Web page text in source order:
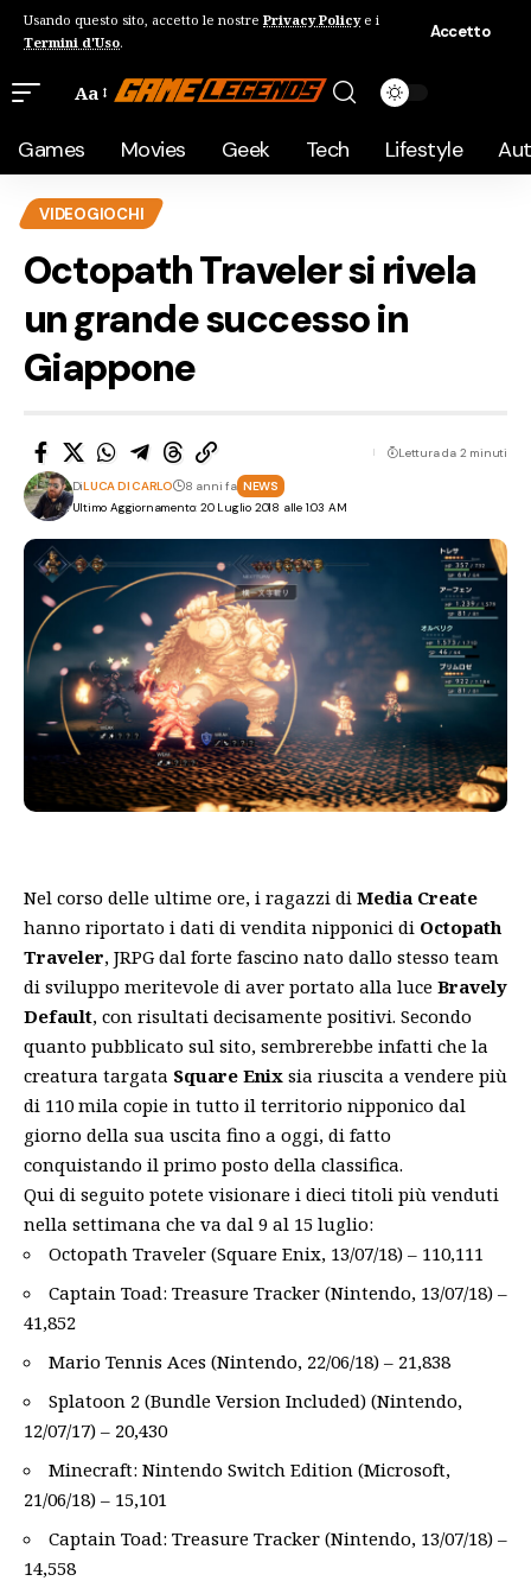
Usando questo sito, accetto le nostre Privacy Policye i
Termini d'Uso.
Accetto
Aa
Games Movies Geek Tech Lifestyle
VIDEOGIOCHI
Octopath Traveler si rivela
un grande successo in
Giappone
Ultimo Aggiornamento: 20 Luglio 2018 alle 1:03 AM
DiLUCA DI CARLO 8 anni fa NEWS
Lettura da 2 minuti
Nel corso delle ultime ore, i ragazzi di Media Create
hanno riportato i dati di vendita nipponici di Octopath
Traveler, JRPG dal forte fascino nato dallo stesso team
di sviluppo meritevole di aver portato alla luce Bravely
Default, con risultati decisamente positivi. Secondo
quanto pubblicato sul sito, sembrerebbe infatti che la
creatura targata Square Enix sia riuscita a vendere più
di 110 mila copie in tutto il territorio nipponico dal
giorno della sua uscita fino a oggi, di fatto
conquistando il primo posto della classifica.
Qui di seguito potete visionare i dieci titoli più venduti
nella settimana che va dal 9 al 15 luglio:
Octopath Traveler (Square Enix, 13/07/18) – 110,111
Captain Toad: Treasure Tracker (Nintendo, 13/07/18) –
41,852
Mario Tennis Aces (Nintendo, 22/06/18) – 21,838
Splatoon 2 (Bundle Version Included) (Nintendo,
12/07/17) – 20,430
Minecraft: Nintendo Switch Edition (Microsoft,
21/06/18) – 15,101
Captain Toad: Treasure Tracker (Nintendo, 13/07/18) –
14,558